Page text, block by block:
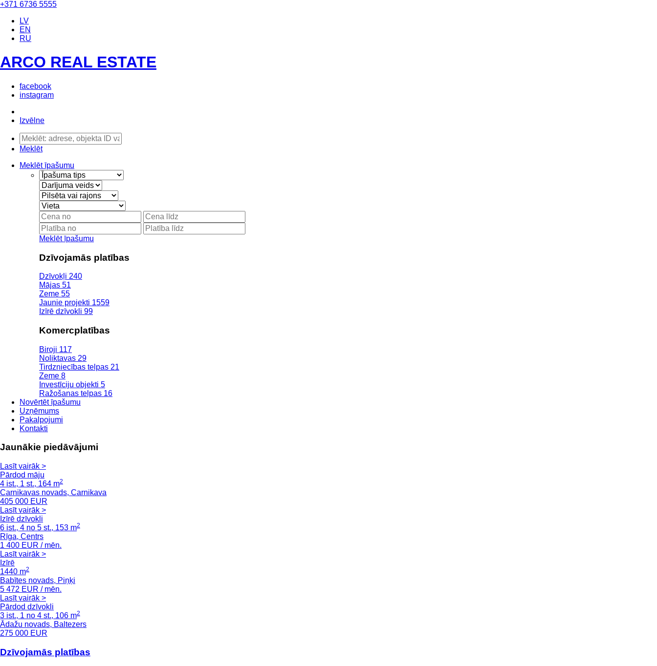
+371 6736 5555
LV
EN
RU
ARCO REAL ESTATE
facebook
instagram
Izvēlne
Meklēt
Meklēt īpašumu
Meklēt īpašumu
Dzīvojamās platības
Dzīvokļi 240
Mājas 51
Zeme 55
Jaunie projekti 1559
Izīrē dzīvokli 99
Komercplatības
Biroji 117
Noliktavas 29
Tirdzniecības telpas 21
Zeme 8
Investīciju objekti 5
Ražošanas telpas 16
Novērtēt īpašumu
Uzņēmums
Pakalpojumi
Kontakti
Jaunākie piedāvājumi
Lasīt vairāk >
Pārdod māju
4 ist., 1 st., 164 m2
Carnikavas novads, Carnikava
405 000 EUR
Lasīt vairāk >
Izīrē dzīvokli
6 ist., 4 no 5 st., 153 m2
Rīga, Centrs
1 400 EUR / mēn.
Lasīt vairāk >
Izīrē
1440 m2
Babītes novads, Piņķi
5 472 EUR / mēn.
Lasīt vairāk >
Pārdod dzīvokli
3 ist., 1 no 4 st., 106 m2
Ādažu novads, Baltezers
275 000 EUR
Dzīvojamās platības